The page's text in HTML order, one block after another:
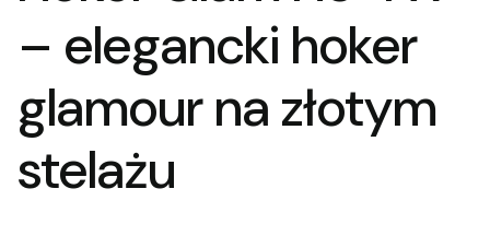
– elegancki hoker
glamour na złotym
stelażu